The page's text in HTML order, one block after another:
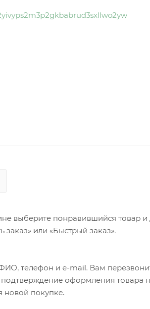
выберите понравившийся товар и
или «Быстрый заказ».
телефон и e-mail. Вам
подтверждение оформления товара
новой покупке.